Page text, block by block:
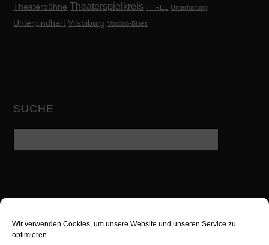
Wir verwenden Cookies, um unsere Website und unseren Service zu
optimieren.
Theaterbühne Theaterspielkreis THREE Unterhaltung
Unterpindhart Vilsbiburg Voodoo-Blues
SUCHE
Twitter Facebook Google